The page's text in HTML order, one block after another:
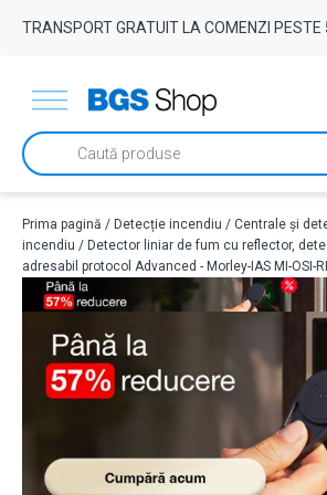
TRANSPORT GRATUIT LA COMENZI PESTE
Products
search
Prima pagină / Detecție incendiu / Centrale și
incendiu / Detector liniar de fum cu reflector,
adresabil protocol Advanced - Morley-IAS MI-OSI-